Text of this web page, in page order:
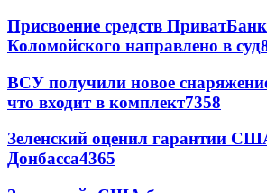
Присвоение средств
Коломойского направлено в суд
ВСУ получили новое
что входит в комплект7358
Зеленский оценил гарантии
Донбасса4365